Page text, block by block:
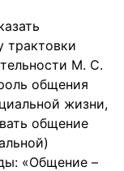
трактовки
М. С.
общения
жизни,
общение
«Общение –